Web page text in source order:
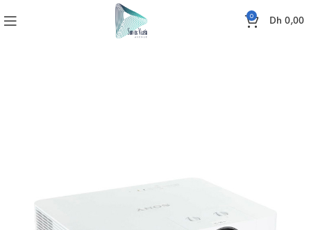
0 Dh 0,00
VIDEOPROJECTEURS